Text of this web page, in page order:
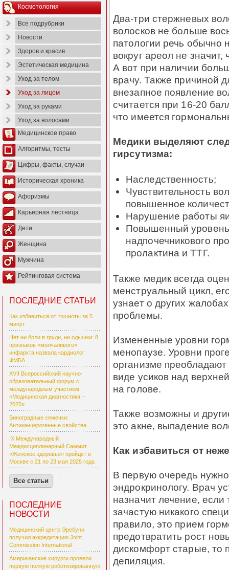
Косметология
Все подрубрики
Новости
Здоров и красив
Эстетическая медицина
Уход за телом
Уход за лицом
Уход за руками
Уход за волосами
Медицинское право
Алгоритмы, тесты
Цифры, факты, случаи
Историческая хроника
Афоризмы
Карьерная лестница
Дети
Женщина
Мужчина
Рейтинговая система
ПОСЛЕДНИЕ СТАТЬИ
Как избавиться от тошноты за 5
минут
Нет ни боли в груди, ни одышки: 8
признаков «молчаливого»
инфаркта назвала кардиолог
ФМБА
XVII Всероссийский научно-
образовательный форум с
международным участием
«Медицинская диагностика –
2025»
Виноградные семечки:
Антиканцерогенные свойства
IX Международный
Междисциплинарный Саммит
«Женское здоровье» пройдет в
Москве с 21 по 23 мая 2025 года
Все статьи
ПОСЛЕДНИЕ
НОВОСТИ
Медицинский центр Эребуни
получил аккредитацию Joint
Commission International
Американские хирурги провели
первую полную роботизированную
Два-три стержневых
волосков не больше
патологии речь обычно
вокруг ареол не
А вот при наличии
врачу. Также причиной
внезапное появление
считается при 16-20
что имеется
Медики выделяют
гирсутизма:
Наследственность;
Чувствительность
повышенное
Нарушение работы
Повышенный уровень
надпочечникового
пролактина и ТТГ.
Также медик всегда
менструальный цикл,
узнает о других
проблемы.
Измененные уровни
менопаузе. Уровни
организме
виде усиков над
на голове.
Также возможны и
это акне, выпадение
Как избавиться от
В первую очередь нужно
эндрокринологу. Врач
назначит лечение, если
зачастую никакого
правило, это прием
предотвратить рост
дискомфорт старые, то
депиляция.